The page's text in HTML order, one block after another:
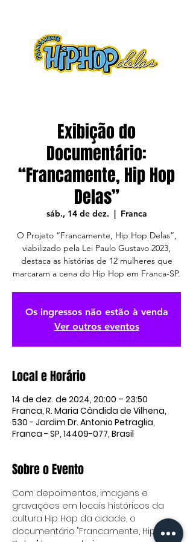
Exibição do
Documentário:
“Francamente, Hip Hop
Delas”
sáb., 14 de dez.
  |
Franca
O Projeto “Francamente, Hip Hop Delas”,
viabilizado pela Lei Paulo Gustavo 2023,
destaca as histórias de 12 mulheres que
marcaram a cena do Hip Hop em Franca-SP.
Os ingressos não estão à venda
Ver outros eventos
Local e Horário
14 de dez. de 2024, 20:00 – 23:50
Franca, R. Maria Cândida de Vilhena,
530 - Jardim Dr. Antonio Petraglia,
Franca - SP, 14409-077, Brasil
Sobre o Evento
Com depoimentos, imagens e
gravações em locais históricos da
cultura Hip Hop da cidade, o
documentário "Francamente, Hip Hop